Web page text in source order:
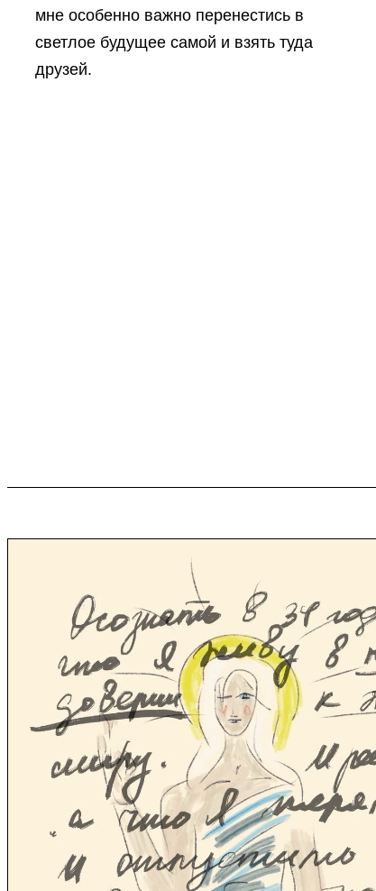
мне особенно важно перенестись в
светлое будущее самой и взять туда
друзей.